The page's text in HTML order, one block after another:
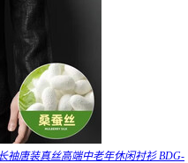
袖唐装真丝高端中老年休闲衬衫 BDG-